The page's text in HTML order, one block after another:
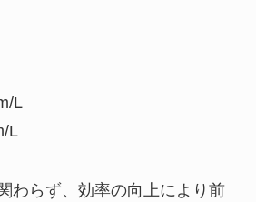
L
L
わらず、効率の向上により前